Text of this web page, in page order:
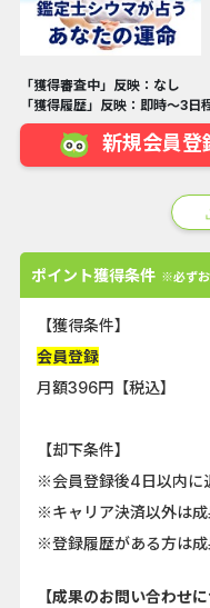
「獲得審査中」反映：なし
「獲得履歴」反映：即時～3日
新規会員登
ポイント獲得条件 ※必ずお
【獲得条件】
会員登録
月額396円【税込】
【却下条件】
※会員登録後4日以内に
※キャリア決済以外は
※登録履歴がある方は
【成果のお問い合わせに